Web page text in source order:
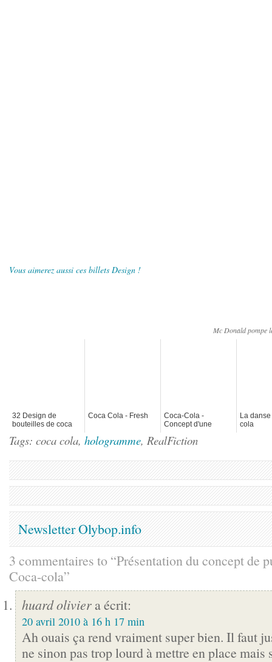
Vous aimerez aussi ces billets Design !
Mc Donald pompe
32 Design de
bouteilles de coca
Coca Cola - Fresh
Coca-Cola -
Concept d'une
(125 ans)
La
cola
Tags: coca cola, hologramme, RealFiction
Newsletter Olybop.info
3 commentaires to “Présentation du concept de
Coca-cola”
huard olivier a écrit:
20 avril 2010 à 16 h 17 min
Ah ouais ça rend vraiment super bien. Il faut
ne sinon pas trop lourd à mettre en place mais